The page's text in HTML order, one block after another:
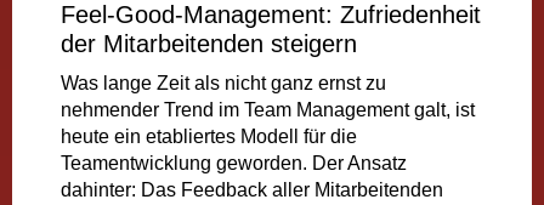
Feel-Good-Management: Zufriedenheit
der Mitarbeitenden steigern
Was lange Zeit als nicht ganz ernst zu
nehmender Trend im Team Management galt, ist
heute ein etabliertes Modell für die
Teamentwicklung geworden. Der Ansatz
dahinter: Das Feedback aller Mitarbeitenden